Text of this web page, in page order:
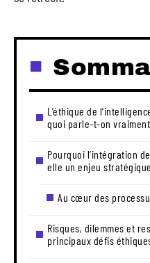
L’éthique de
quoi parle-t-on
Pourquoi l’intégration
elle un enjeu
Au cœur des
Risques, dilemmes et
principaux défis